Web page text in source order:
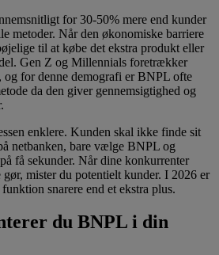
for 30-50% mere end kunder
metoder. Når den økonomiske barriere
til at købe det ekstra produkt eller
Gen Z og Millennials foretrækker
for denne demografi er BNPL ofte
da den giver gennemsigtighed og
enklere. Kunden skal ikke finde sit
netbanken, bare vælge BNPL og
få sekunder. Når dine konkurrenter
mister du potentielt kunder. I 2026 er
snarere end et ekstra plus.
du BNPL i din